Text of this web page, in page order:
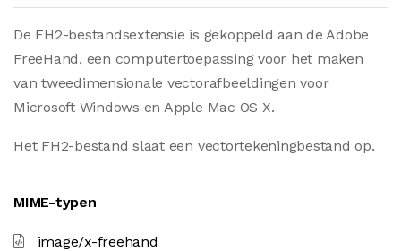
De FH2-bestandsextensie is gekoppeld aan de Adobe
FreeHand, een computertoepassing voor het maken
van tweedimensionale vectorafbeeldingen voor
Microsoft Windows en Apple Mac OS X.
Het FH2-bestand slaat een vectortekeningbestand op.
MIME-typen
image/x-freehand